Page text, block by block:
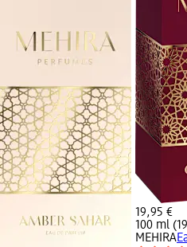
19,95 €
100 ml
MEHIRA